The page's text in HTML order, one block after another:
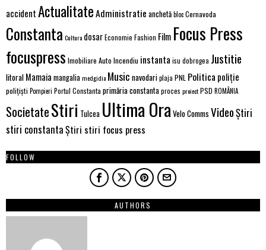
accidentActualitateAdministratie anchetăblocCernavoda
Constanta Cultura dosarEconomie Fashion Film Focus Press
focuspress Imobiliare Auto Incendiu instanta isu dobrogea Justitie
litoral Mamaia mangaliamedgidia Music navodariplaja PNL Politica poliție
polițiști Pompieri Portul Constanta primăria constantaproces proiectPSD ROMÂNIA
SocietateStiri Tulcea Ultima Ora Velo Comms VideoȘtiri
stiri constantaȘtiri stiri focus press
FOLLOW
AUTHORS